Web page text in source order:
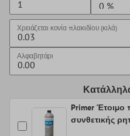
Χρειάζεται κονία πλακιδίου (κιλά)
Αλφαβητάρι
Primer
συνθετικής